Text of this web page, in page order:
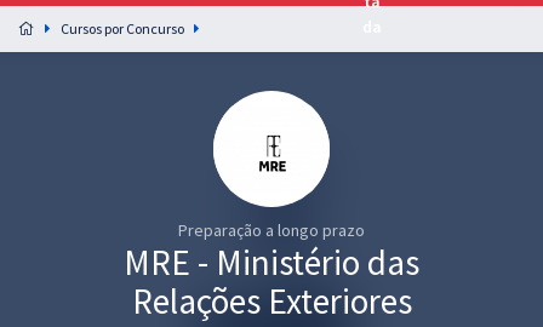
Preparação completa e intensiva para as principais
residências em saúde do Brasil
Cursos por Concurso
Preparação a longo prazo
MRE - Ministério das
Relações Exteriores